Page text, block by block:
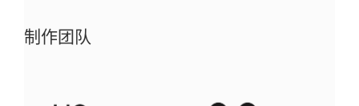
制作团队